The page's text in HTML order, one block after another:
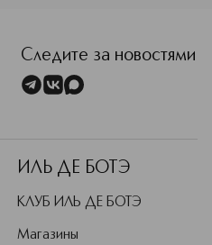
Следите за новостями
ИЛЬ ДЕ БОТЭ
КЛУБ ИЛЬ ДЕ БОТЭ
Магазины